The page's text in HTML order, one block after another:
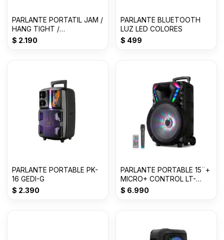
PARLANTE PORTATIL JAM /
HANG TIGHT /
BLUETOOTH / GRIS
$ 2.190
PARLANTE BLUETOOTH
LUZ LED COLORES
$ 499
PARLANTE PORTABLE PK-
16 GEDI-G
$ 2.390
PARLANTE PORTABLE 15¨+
MICRO+ CONTROL LT-
1517BT C/RUEDAS
$ 6.990